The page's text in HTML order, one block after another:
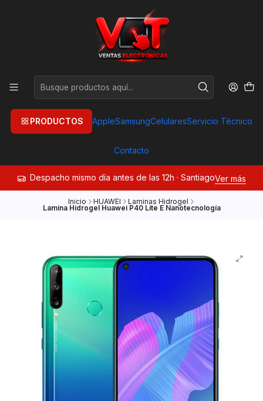
PRODUCTOS AppleSamsungCelularesServicio Técnico
Contacto
Despacho mismo día antes de las 12h · SantiagoVer más
Inicio HUAWEI Laminas Hidrogel
Lamina Hidrogel Huawei P40 Lite E Nanotecnología